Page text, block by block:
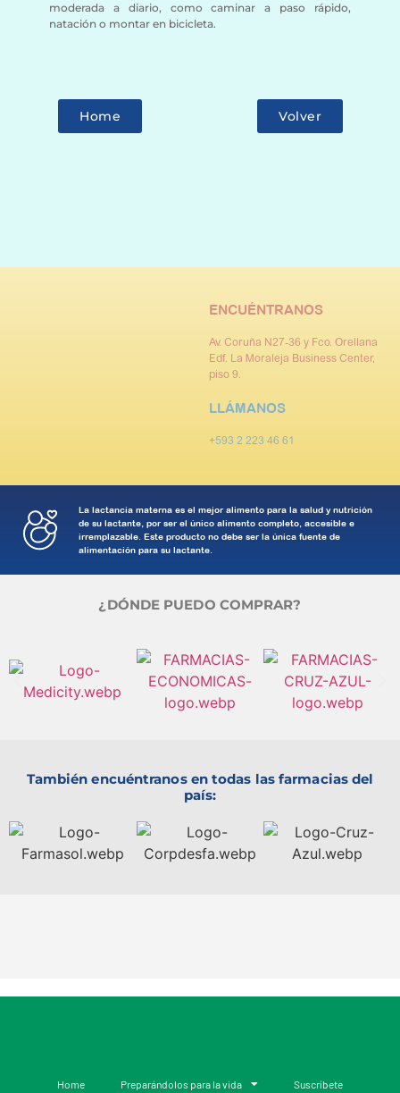
moderada a diario, como caminar a paso rápido,
natación o montar en bicicleta.
Home Volver
ENCUÉNTRANOS
Av. Coruña N27-36 y Fco. Orellana
Edf. La Moraleja Business Center,
piso 9.
LLÁMANOS
+593 2 223 46 61
La lactancia materna es el mejor alimento para la salud y nutrición
de su lactante, por ser el único alimento completo, accesible e
irremplazable. Este producto no debe ser la única fuente de
alimentación para su lactante.
¿DÓNDE PUEDO COMPRAR?
También encuéntranos en todas las farmacias del
país:
Home Preparándolos para la vida Suscríbete